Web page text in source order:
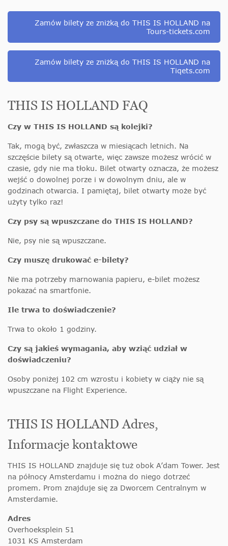
Zamów bilety ze zniżką do THIS IS HOLLAND na
Tours-tickets.com
Zamów bilety ze zniżką do THIS IS HOLLAND na
Tiqets.com
THIS IS HOLLAND FAQ
Czy w THIS IS HOLLAND są kolejki?
Tak, mogą być, zwłaszcza w miesiącach letnich. Na
szczęście bilety są otwarte, więc zawsze możesz wrócić w
czasie, gdy nie ma tłoku. Bilet otwarty oznacza, że możesz
wejść o dowolnej porze i w dowolnym dniu, ale w
godzinach otwarcia. I pamiętaj, bilet otwarty może być
użyty tylko raz!
Czy psy są wpuszczane do THIS IS HOLLAND?
Nie, psy nie są wpuszczane.
Czy muszę drukować e-bilety?
Nie ma potrzeby marnowania papieru, e-bilet możesz
pokazać na smartfonie.
Ile trwa to doświadczenie?
Trwa to około 1 godziny.
Czy są jakieś wymagania, aby wziąć udział w
doświadczeniu?
Osoby poniżej 102 cm wzrostu i kobiety w ciąży nie są
wpuszczane na Flight Experience.
THIS IS HOLLAND Adres,
Informacje kontaktowe
THIS IS HOLLAND znajduje się tuż obok A’dam Tower. Jest
na północy Amsterdamu i można do niego dotrzeć
promem. Prom znajduje się za Dworcem Centralnym w
Amsterdamie.
Adres
Overhoeksplein 51
1031 KS Amsterdam